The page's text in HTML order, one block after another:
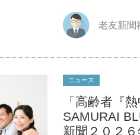
老友新聞
ニュース
「高齢者『
SAMURAI
新聞２０２